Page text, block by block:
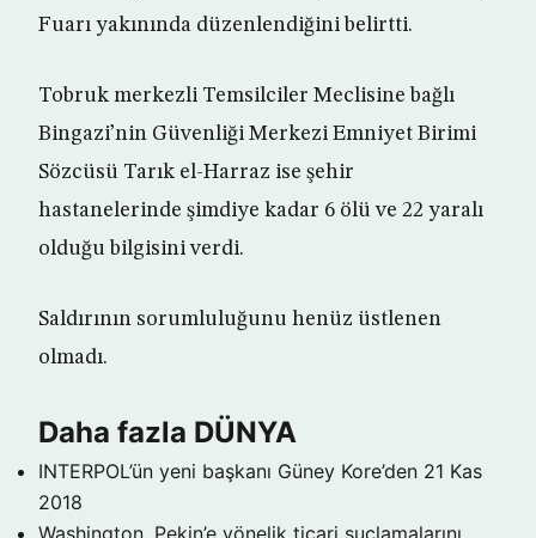
Fuarı yakınında düzenlendiğini belirtti.
Tobruk merkezli Temsilciler Meclisine bağlı
Bingazi’nin Güvenliği Merkezi Emniyet Birimi
Sözcüsü Tarık el-Harraz ise şehir
hastanelerinde şimdiye kadar 6 ölü ve 22 yaralı
olduğu bilgisini verdi.
Saldırının sorumluluğunu henüz üstlenen
olmadı.
Daha fazla DÜNYA
INTERPOL’ün yeni başkanı Güney Kore’den 21 Kas
2018